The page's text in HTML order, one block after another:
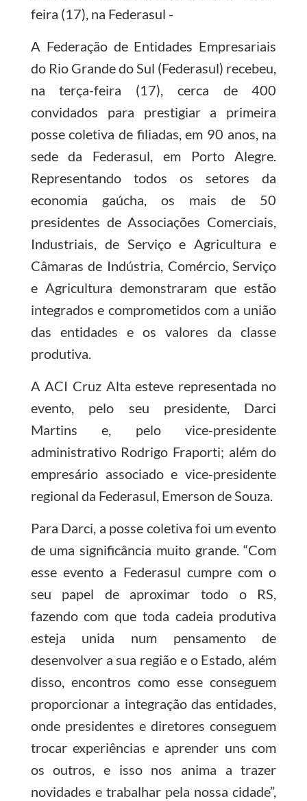
feira (17), na Federasul -
A Federação de Entidades Empresariais
do Rio Grande do Sul (Federasul) recebeu,
na terça-feira (17), cerca de 400
convidados para prestigiar a primeira
posse coletiva de filiadas, em 90 anos, na
sede da Federasul, em Porto Alegre.
Representando todos os setores da
economia gaúcha, os mais de 50
presidentes de Associações Comerciais,
Industriais, de Serviço e Agricultura e
Câmaras de Indústria, Comércio, Serviço
e Agricultura demonstraram que estão
integrados e comprometidos com a união
das entidades e os valores da classe
produtiva.
A ACI Cruz Alta esteve representada no
evento, pelo seu presidente, Darci
Martins e, pelo vice-presidente
administrativo Rodrigo Fraporti; além do
empresário associado e vice-presidente
regional da Federasul, Emerson de Souza.
Para Darci, a posse coletiva foi um evento
de uma significância muito grande. “Com
esse evento a Federasul cumpre com o
seu papel de aproximar todo o RS,
fazendo com que toda cadeia produtiva
esteja unida num pensamento de
desenvolver a sua região e o Estado, além
disso, encontros como esse conseguem
proporcionar a integração das entidades,
onde presidentes e diretores conseguem
trocar experiências e aprender uns com
os outros, e isso nos anima a trazer
novidades e trabalhar pela nossa cidade”,